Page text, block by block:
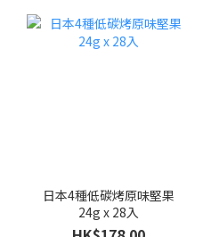
日本4種低碳烤原味堅果
24g x 28入